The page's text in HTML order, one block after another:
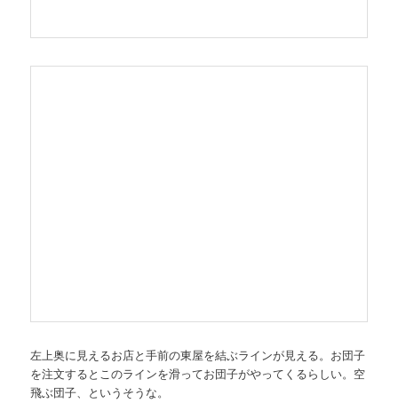
左上奥に見えるお店と手前の東屋を結ぶラインが見える。お団子
を注文するとこのラインを滑ってお団子がやってくるらしい。空
飛ぶ団子、というそうな。